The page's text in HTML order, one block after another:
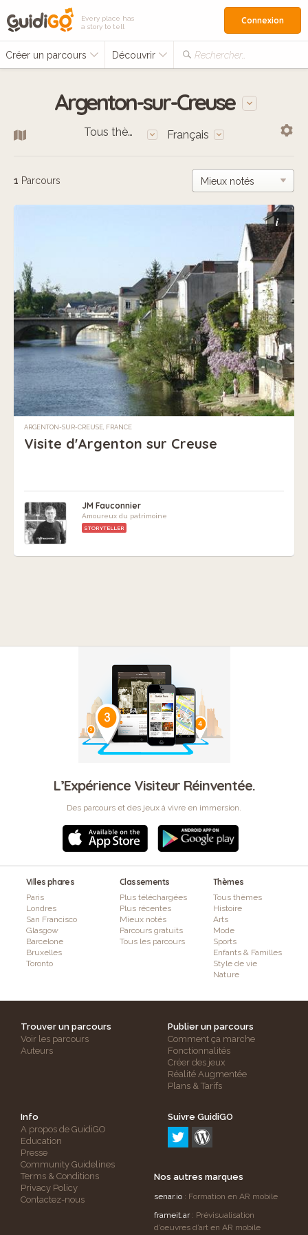
Every place has
a story to tell
Créer un parcours Découvrir Rechercher…
Connexion
Argenton-sur-Creuse
Tous thèmes Français
1 Parcours
i
ARGENTON-SUR-CREUSE, FRANCE
Visite d'Argenton sur Creuse
JM Fauconnier
Amoureux du patrimoine
STORYTELLER
L’Expérience Visiteur Réinventée.
Des parcours et des jeux à vivre en immersion.
Villes phares
Paris
Londres
San Francisco
Glasgow
Barcelone
Bruxelles
Toronto
Classements
Plus téléchargées
Plus récentes
Mieux notés
Parcours gratuits
Tous les parcours
Thèmes
Tous thèmes
Histoire
Arts
Mode
Sports
Enfants & Familles
Style de vie
Nature
Trouver un parcours
Voir les parcours
Auteurs
Publier un parcours
Comment ça marche
Fonctionnalités
Créer des jeux
Réalité Augmentée
Plans & Tarifs
Info
A propos de GuidiGO
Education
Presse
Community Guidelines
Terms & Conditions
Privacy Policy
Contactez-nous
Suivre GuidiGO
Nos autres marques
senar.io : Formation en AR mobile
frameit.ar: Prévisualisation
d’oeuvres d’art en AR mobile